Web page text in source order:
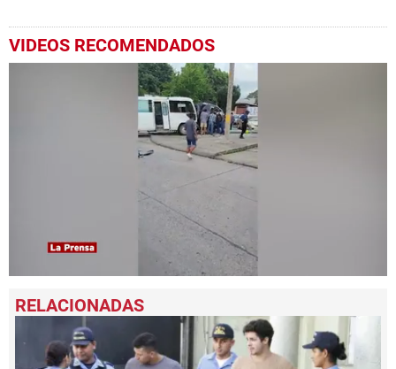
VIDEOS RECOMENDADOS
seconds
of
seconds